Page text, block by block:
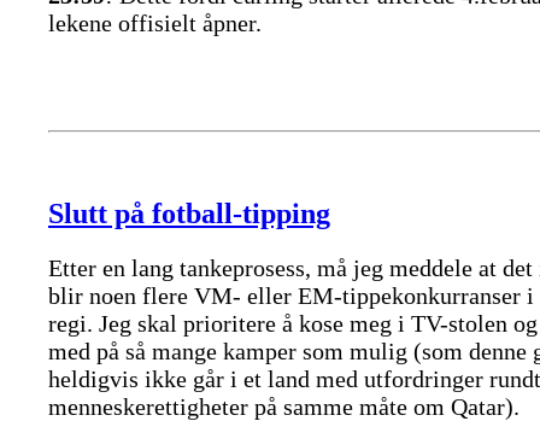
lekene offisielt åpner.
Slutt på fotball-tipping
Etter en lang tankeprosess, må jeg meddele at
blir noen flere VM- eller EM-tippekonkurranser i
regi. Jeg skal prioritere å kose meg i TV-stolen
med på så mange kamper som mulig (som denne
heldigvis ikke går i et land med utfordringer rundt
menneskerettigheter på samme måte om Qatar).